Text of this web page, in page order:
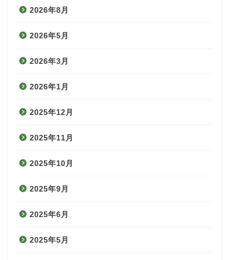
2026年8月
2026年5月
2026年3月
2026年1月
2025年12月
2025年11月
2025年10月
2025年9月
2025年6月
2025年5月